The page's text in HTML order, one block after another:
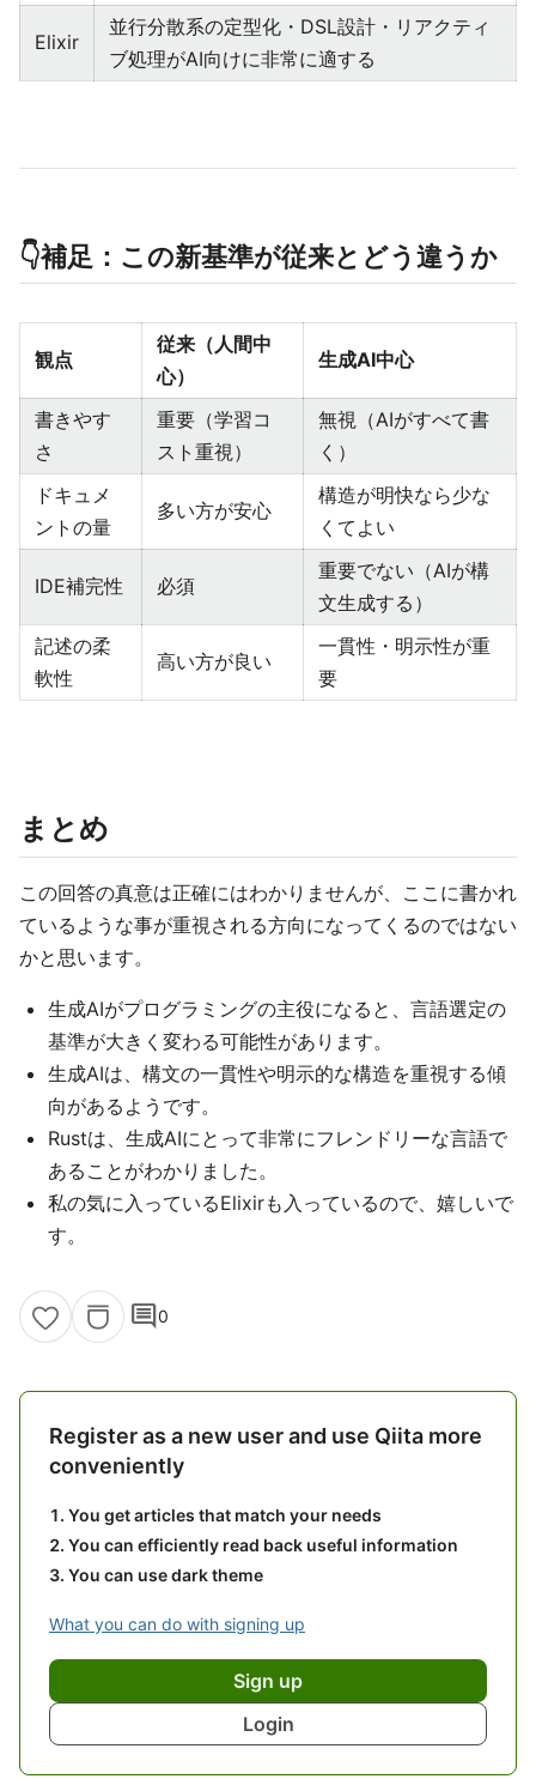
Elixir
並行分散系の定型化・DSL設計・リアクティ
ブ処理がAI向けに非常に適する
👇補足：この新基準が従来とどう違うか
観点
従来（人間中
心）
生成AI中心
書きやす
さ
重要（学習コ
スト重視）
無視（AIがすべて書
く）
ドキュメ
ントの量
多い方が安心
構造が明快なら少な
くてよい
IDE補完性 必須
重要でない（AIが構
文生成する）
記述の柔
軟性
高い方が良い
一貫性・明示性が重
要
まとめ
この回答の真意は正確にはわかりませんが、ここに書かれ
ているような事が重視される方向になってくるのではない
かと思います。
生成AIがプログラミングの主役になると、言語選定の
基準が大きく変わる可能性があります。
生成AIは、構文の一貫性や明示的な構造を重視する傾
向があるようです。
Rustは、生成AIにとって非常にフレンドリーな言語で
あることがわかりました。
私の気に入っているElixirも入っているので、嬉しいで
す。
comment0
Register as a new user and use Qiita more
conveniently
You get articles that match your needs
You can efficiently read back useful information
You can use dark theme
What you can do with signing up
Sign up
Login